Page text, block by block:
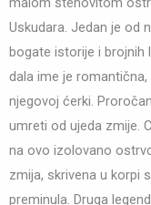
Uskudara. Jedan je od
bogate istorije i brojnih
dala ime je
njegovoj ćerki.
umreti od ujeda zmije.
na ovo izolovano
zmija, skrivena u korpi
preminula. Druga